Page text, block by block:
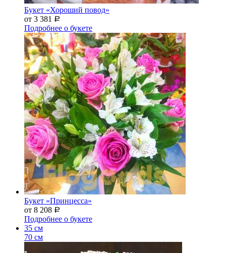
Букет «Хороший повод»
от 3 381
Р
Подробнее о букете
Букет «Принцесса»
от 8 208 Р
Подробнее о букете
35 см
70 см